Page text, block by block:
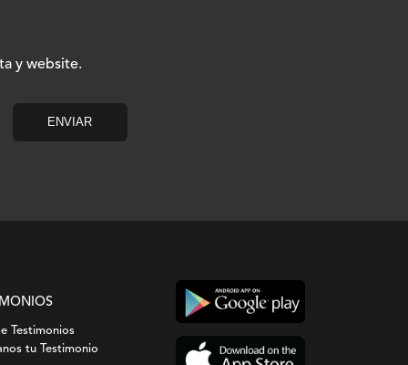
y website.
Testimonios
tu Testimonio